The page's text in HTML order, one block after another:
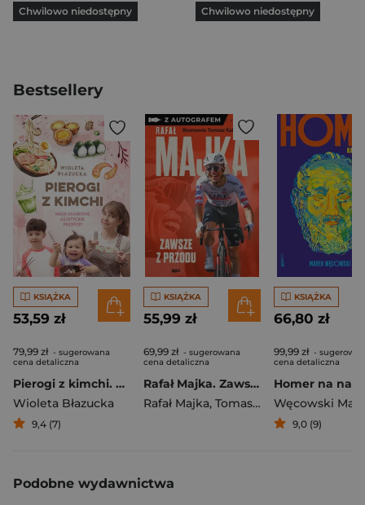
Chwilowo niedostępny Chwilowo niedostępny
Bestsellery
KSIĄŻKA
53,59 zł
79,99 zł - sugerowana
cena detaliczna
Pierogi z kimchi. Moje ulubione azjatyckie przepisy
Wioleta Błazucka
9,4 (7)
KSIĄŻKA
55,99 zł
69,99 zł - sugerowana
cena detaliczna
Rafał Majka. Zawsze z przodu. Rozmawia Tomasz Kalemba - książka z autografem
Rafał Majka, Tomasz Kalemba
KSIĄŻKA
66,80 zł
99,99 zł -
cena detaliczna
Węcowski
9,0 (9)
Podobne wydawnictwa